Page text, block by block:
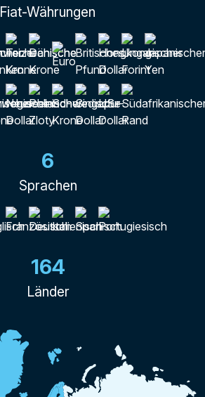
Fiat-Währungen
6
Sprachen
164
Länder